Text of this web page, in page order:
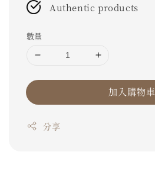
Authentic products
數量
加入購物車
分享